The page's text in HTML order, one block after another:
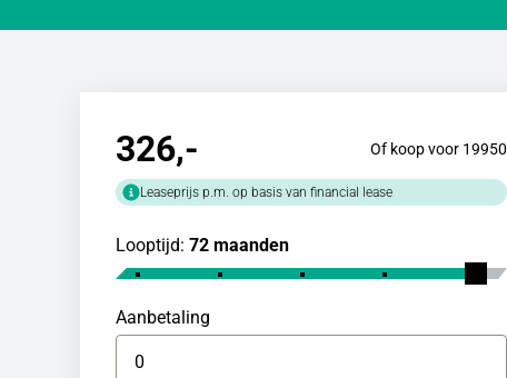
326,- Of koop voor 19950
Leaseprijs p.m. op basis van financial lease
Looptijd: 72 maanden
Aanbetaling